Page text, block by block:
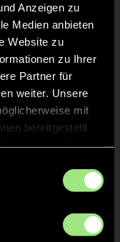
Anzeigen zu
Medien anbieten
Website zu
zu Ihrer
Partner für
weiter. Unsere
mit
bereitgestellt
Lasse
Kille